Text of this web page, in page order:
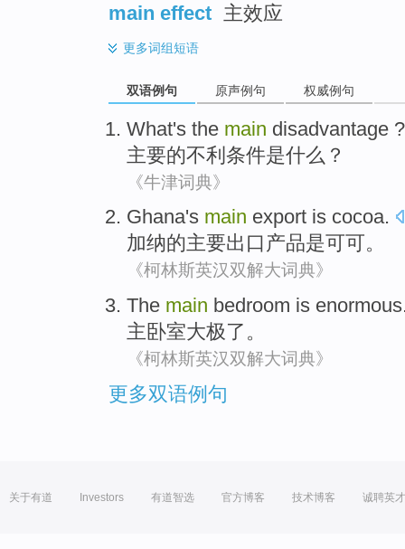
main effect 主效应
更多词组短语
双语例句 原声例句 权威例句
What's the main disadvantage ?
主要的不利条件是什么 ？
《牛津词典》
Ghana's main export is cocoa.
加纳的主要出口产品是可可。
《柯林斯英汉双解大词典》
The main bedroom is enormous
主卧室大极了 。
《柯林斯英汉双解大词典》
更多双语例句
关于有道 Investors 有道智选 官方博客 技术博客 诚聘英才